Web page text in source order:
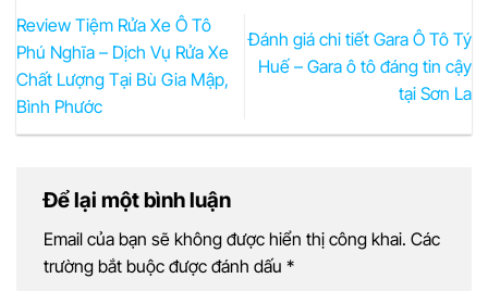
Review Tiệm Rửa Xe Ô Tô
Phú Nghĩa – Dịch Vụ Rửa Xe
Chất Lượng Tại Bù Gia Mập,
Bình Phước
Đánh giá chi tiết Gara Ô Tô Tý
Huế – Gara ô tô đáng tin cậy
tại Sơn La
Để lại một bình luận
Email của bạn sẽ không được hiển thị công khai. Các
trường bắt buộc được đánh dấu *